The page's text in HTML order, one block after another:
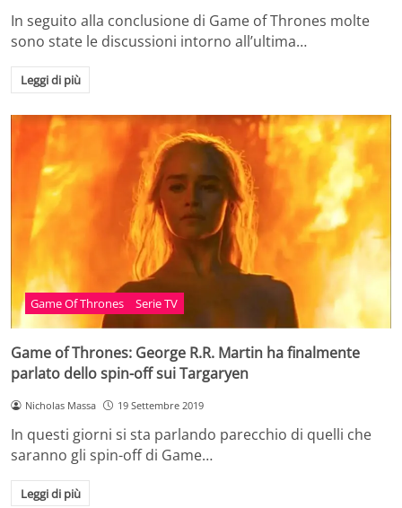
In seguito alla conclusione di Game of Thrones molte
sono state le discussioni intorno all’ultima…
Leggi di più
Game Of Thrones Serie TV
Game of Thrones: George R.R. Martin ha finalmente
parlato dello spin-off sui Targaryen
Nicholas Massa 19 Settembre 2019
In questi giorni si sta parlando parecchio di quelli che
saranno gli spin-off di Game…
Leggi di più